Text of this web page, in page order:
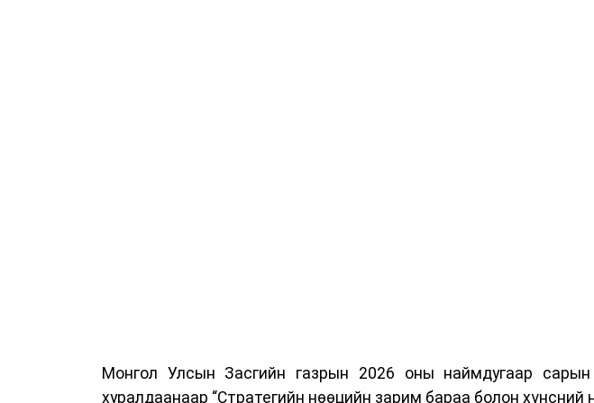
Монгол Улсын Засгийн газрын 2026 оны наймдугаар
хуралдаанаар “Стратегийн нөөцийн зарим бараа болон хүнсний